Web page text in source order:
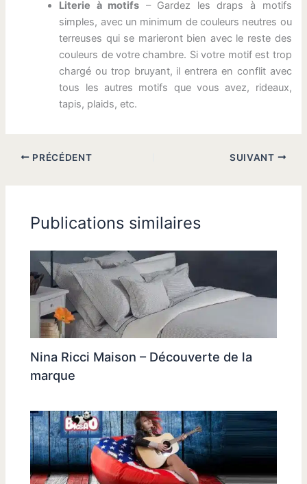
Literie à motifs – Gardez les draps à motifs
simples, avec un minimum de couleurs neutres ou
terreuses qui se marieront bien avec le reste des
couleurs de votre chambre. Si votre motif est trop
chargé ou trop bruyant, il entrera en conflit avec
tous les autres motifs que vous avez, rideaux,
tapis, plaids, etc.
PRÉCÉDENT SUIVANT
Publications similaires
Nina Ricci Maison – Découverte de la
marque